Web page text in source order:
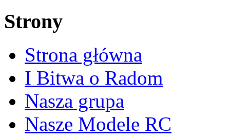
Strony
Strona główna
I Bitwa o Radom
Nasza grupa
Nasze Modele RC